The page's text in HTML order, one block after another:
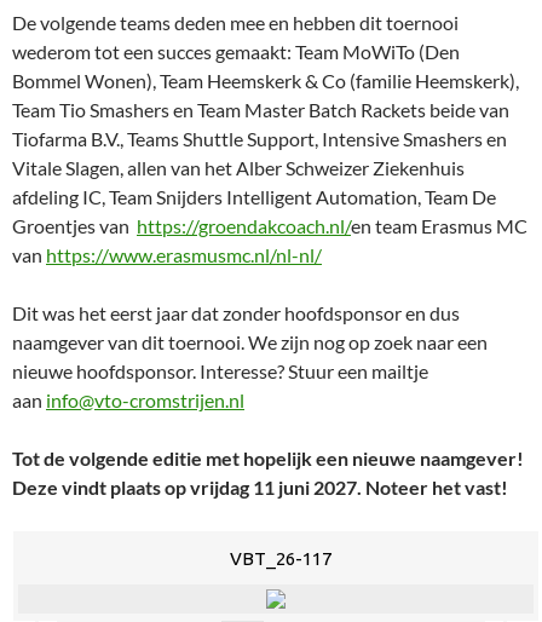
De volgende teams deden mee en hebben dit toernooi
wederom tot een succes gemaakt: Team MoWiTo (Den
Bommel Wonen), Team Heemskerk & Co (familie Heemskerk),
Team Tio Smashers en Team Master Batch Rackets beide van
Tiofarma B.V., Teams Shuttle Support, Intensive Smashers en
Vitale Slagen, allen van het Alber Schweizer Ziekenhuis
afdeling IC, Team Snijders Intelligent Automation, Team De
Groentjes van https://groendakcoach.nl/en team Erasmus MC
van https://www.erasmusmc.nl/nl-nl/
Dit was het eerst jaar dat zonder hoofdsponsor en dus
naamgever van dit toernooi. We zijn nog op zoek naar een
nieuwe hoofdsponsor. Interesse? Stuur een mailtje
aan info@vto-cromstrijen.nl
Tot de volgende editie met hopelijk een nieuwe naamgever!
Deze vindt plaats op vrijdag 11 juni 2027. Noteer het vast!
VBT_26-117